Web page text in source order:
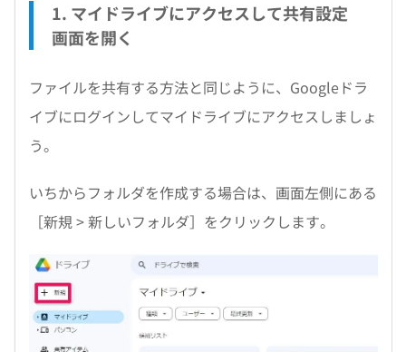
1. マイドライブにアクセスして共有設定
画面を開く
ファイルを共有する方法と同じように、Googleドラ
イブにログインしてマイドライブにアクセスしましょ
う。
いちからフォルダを作成する場合は、画面左側にある
［新規 > 新しいフォルダ］をクリックします。